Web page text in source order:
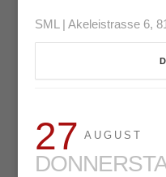
SML | Akeleistrasse 6,
27 AUGUST